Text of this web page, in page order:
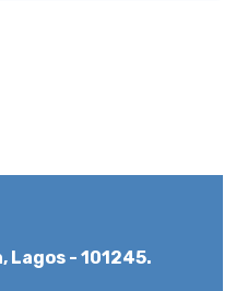
Lagos - 101245.